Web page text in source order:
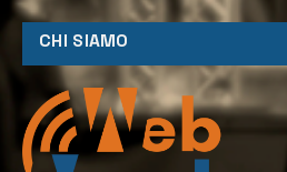
CHI SIAMO